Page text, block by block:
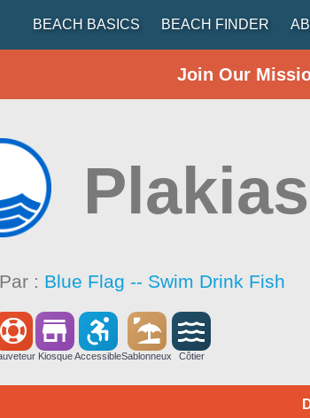
BEACH BASICS BEACH FINDER
Join Our
Plakias
: Blue Flag -- Swim Drink Fish
Kiosque AccessibleSablonneux Côtier